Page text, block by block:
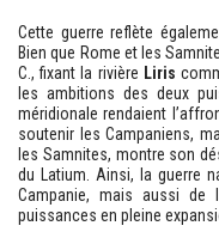
Cette guerre reflète
Bien que Rome et les
C., fixant la rivière Liris
les ambitions des deux
méridionale rendaient
soutenir les Campaniens,
les Samnites, montre son
du Latium. Ainsi, la guerre
Campanie, mais aussi de
puissances en pleine